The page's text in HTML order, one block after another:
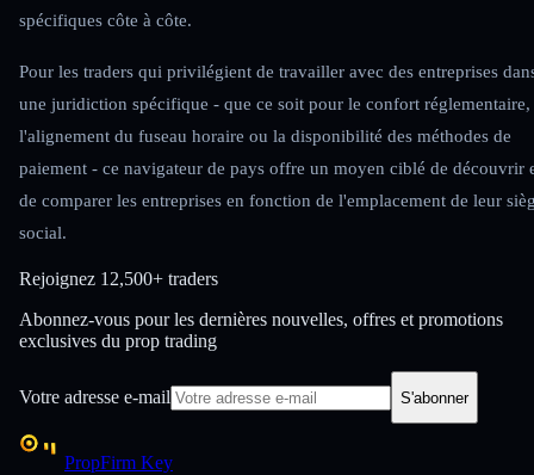
spécifiques côte à côte.
Pour les traders qui privilégient de travailler avec des entreprises
une juridiction spécifique - que ce soit pour le confort réglementaire,
l'alignement du fuseau horaire ou la disponibilité des méthodes de
paiement - ce navigateur de pays offre un moyen ciblé de découvrir
de comparer les entreprises en fonction de l'emplacement de leur
social.
Rejoignez 12,500+ traders
Abonnez-vous pour les dernières nouvelles, offres et promotions
exclusives du prop trading
Votre adresse e-mail S'abonner
PropFirm Key